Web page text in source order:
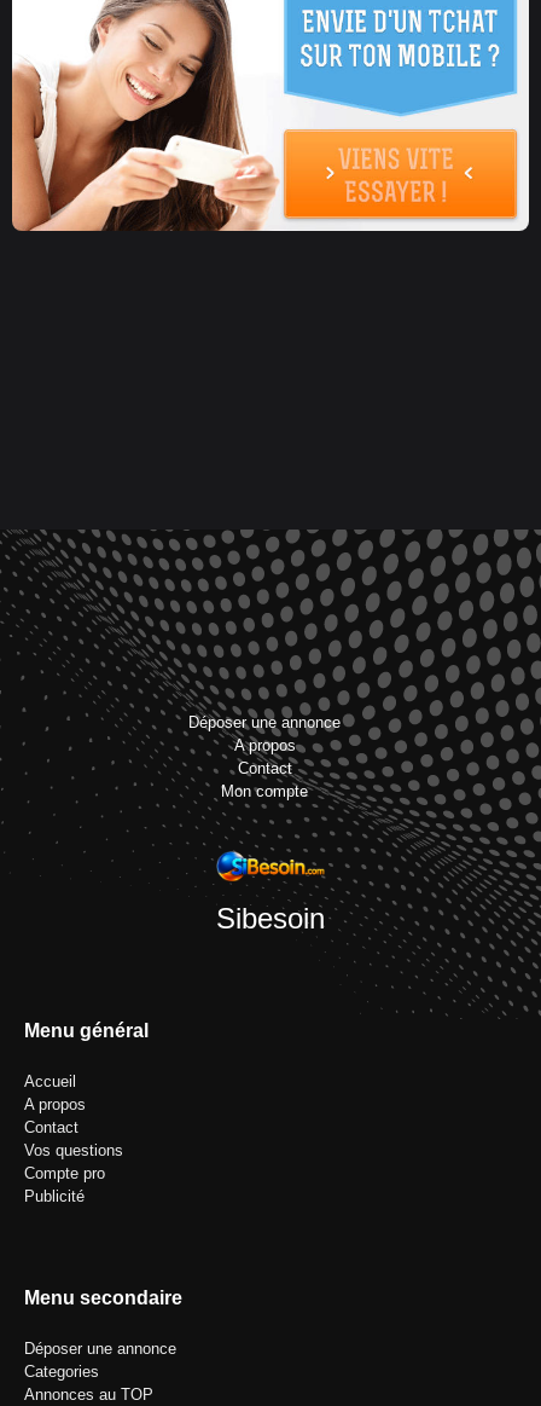
Déposer une annonce
A propos
Contact
Mon compte
Sibesoin
Menu général
Accueil
A propos
Contact
Vos questions
Compte pro
Publicité
Menu secondaire
Déposer une annonce
Categories
Annonces au TOP